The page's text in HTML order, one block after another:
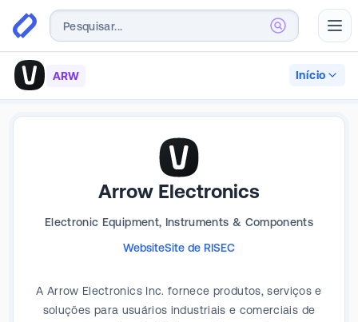
ARW Início
Arrow Electronics
Electronic Equipment, Instruments & Components
WebsiteSite de RISEC
A Arrow Electronics Inc. fornece produtos, serviços e
soluções para usuários industriais e comerciais de